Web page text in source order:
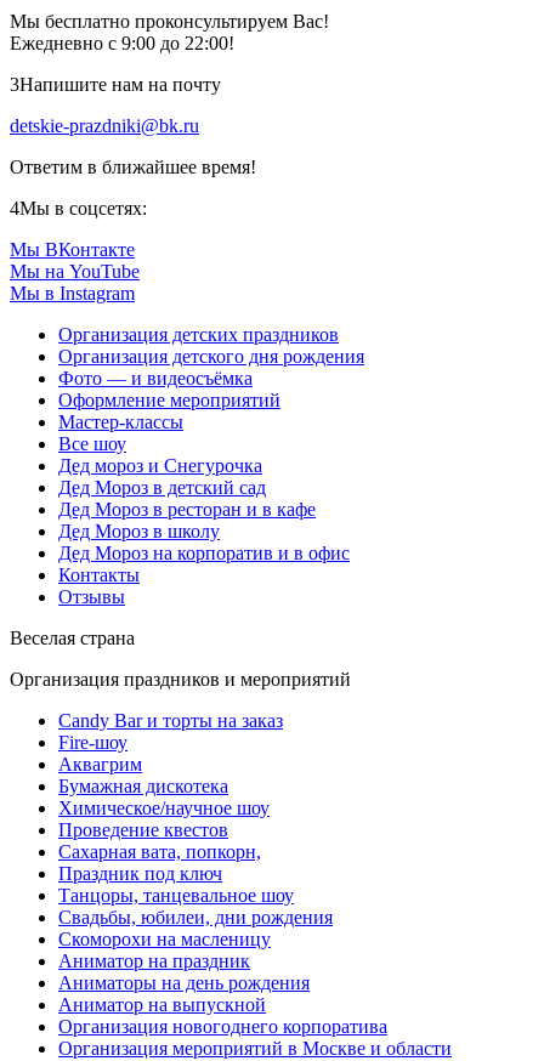
Мы бесплатно проконсультируем Вас!
Ежедневно с 9:00 до 22:00!
3Напишите нам на почту
detskie-prazdniki@bk.ru
Ответим в ближайшее время!
4Мы в соцсетях:
Мы ВКонтакте
Мы на YouTube
Мы в Instagram
Организация детских праздников
Организация детского дня рождения
Фото — и видеосъёмка
Оформление мероприятий
Мастер-классы
Все шоу
Дед мороз и Снегурочка
Дед Мороз в детский сад
Дед Мороз в ресторан и в кафе
Дед Мороз в школу
Дед Мороз на корпоратив и в офис
Контакты
Отзывы
Веселая страна
Организация праздников и мероприятий
Candy Bar и торты на заказ
Fire-шоу
Аквагрим
Бумажная дискотека
Химическое/научное шоу
Проведение квестов
Сахарная вата, попкорн,
Праздник под ключ
Танцоры, танцевальное шоу
Свадьбы, юбилеи, дни рождения
Скоморохи на масленицу
Аниматор на праздник
Аниматоры на день рождения
Аниматор на выпускной
Организация новогоднего корпоратива
Организация мероприятий в Москве и области